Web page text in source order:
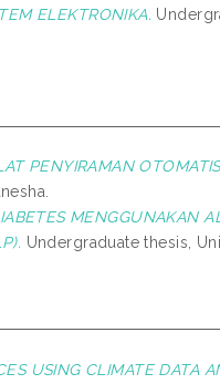
ELEKTRONIKA.
PENYIRAMAN
MENGGUNAKAN
Undergraduate thesis,
USING CLIMATE DATA